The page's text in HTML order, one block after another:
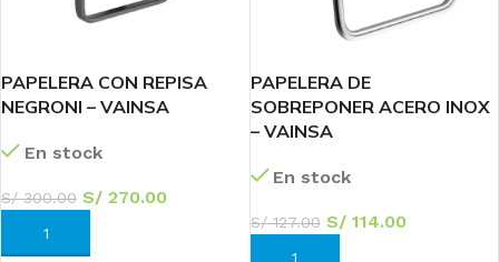
PAPELERA CON REPISA
NEGRONI – VAINSA
En stock
S/300.00 S/ 270.00
AÑADIR AL CARRITO
PAPELERA DE
SOBREPONER ACERO INOX
– VAINSA
En stock
S/127.00 S/114.00
AÑADIR AL CARRITO